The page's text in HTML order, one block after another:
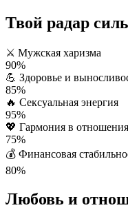
Твой радар
⚔️ Мужская харизма
90%
💪 Здоровье и
85%
🔥 Сексуальная энергия
95%
💖 Гармония в
75%
💰 Финансовая
80%
Любовь и